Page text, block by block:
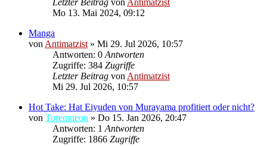
Mo 13. Mai 2024, 09:12
Manga
von Antimatzist » Mi 29. Jul 2026, 10:57
Antworten: 0 Antworten
Zugriffe: 384 Zugriffe
Letzter Beitrag von Antimatzist
Mi 29. Jul 2026, 10:57
Hot Take: Hat Eiyuden von Murayama profitiert oder nicht?
von Toremneon » Do 15. Jan 2026, 20:47
Antworten: 1 Antworten
Zugriffe: 1866 Zugriffe